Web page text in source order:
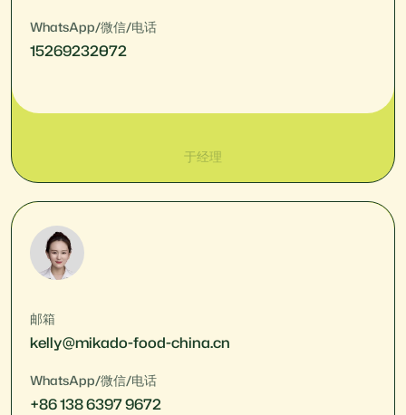
WhatsApp/微信/电话
15269232072
于经理
邮箱
kelly@mikado-food-china.cn
WhatsApp/微信/电话
+86 138 6397 9672